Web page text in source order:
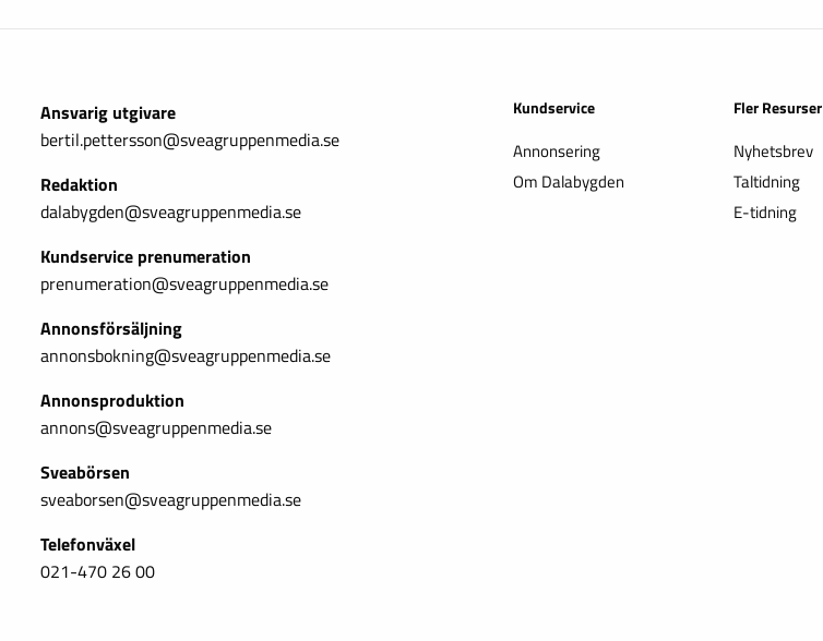
Ansvarig utgivare
bertil.pettersson@sveagruppenmedia.se
Redaktion
dalabygden@sveagruppenmedia.se
Kundservice prenumeration
prenumeration@sveagruppenmedia.se
Annonsförsäljning
annonsbokning@sveagruppenmedia.se
Annonsproduktion
annons@sveagruppenmedia.se
Sveabörsen
sveaborsen@sveagruppenmedia.se
Telefonväxel
021-470 26 00
Kundservice
Annonsering
Om Dalabygden
Fler Resurser
Nyhetsbrev
Taltidning
E-tidning